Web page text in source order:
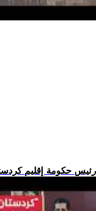
.. رئيس حكومة إقليم